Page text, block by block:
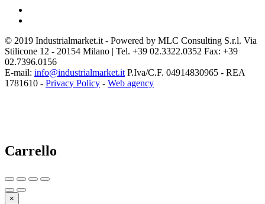
© 2019 Industrialmarket.it - Powered by MLC Consulting S.r.l. Via
Stilicone 12 - 20154 Milano | Tel. +39 02.3322.0352 Fax: +39
02.7396.0156
E-mail: info@industrialmarket.it P.Iva/C.F. 04914830965 - REA
1781610 - Privacy Policy - Web agency
Carrello
×